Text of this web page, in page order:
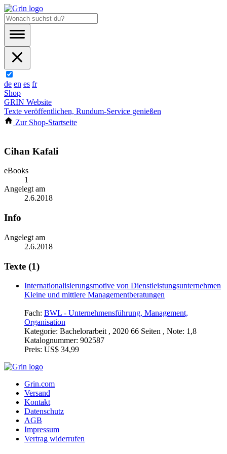
de en es fr
Shop
GRIN Website
Texte veröffentlichen, Rundum-Service genießen
Zur Shop-Startseite
Cihan Kafali
eBooks
1
Angelegt am
2.6.2018
Info
Angelegt am
2.6.2018
Texte (1)
Internationalisierungsmotive von Dienstleistungsunternehmen
Kleine und mittlere Managementberatungen
Fach: BWL - Unternehmensführung, Management,
Organisation
Kategorie: Bachelorarbeit , 2020 66 Seiten , Note: 1,8
Katalognummer: 902587
Preis: US$ 34,99
Grin.com
Versand
Kontakt
Datenschutz
AGB
Impressum
Vertrag widerrufen